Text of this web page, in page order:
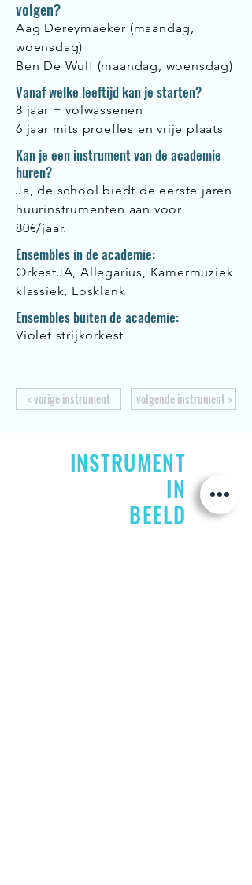
volgen?
Aag Dereymaeker (maandag,
woensdag)
Ben De Wulf (maandag, woensdag)
Vanaf welke leeftijd kan je starten?
8 jaar + volwassenen
6 jaar mits proefles en vrije plaats
Kan je een instrument van de academie
huren?
Ja, de school biedt de eerste jaren
huurinstrumenten aan voor
80€/jaar.
Ensembles in de academie:
OrkestJA, Allegarius, Kamermuziek
klassiek, Losklank
Ensembles buiten de academie:
Violet strijkorkest
< vorige instrument volgende instrument >
INSTRUMENT
IN
BEELD